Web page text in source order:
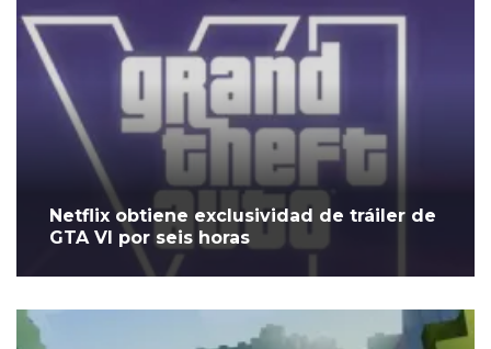
Netflix obtiene exclusividad de tráiler de
GTA VI por seis horas